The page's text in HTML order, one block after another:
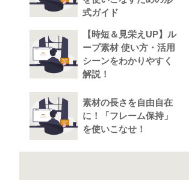
式ガイド
【時短＆見栄えUP】ル
ープ素材 使い方・活用
シーンをわかりやすく
解説！
素材の長さを自由自在
に！「フレーム保持」
を使いこなせ！